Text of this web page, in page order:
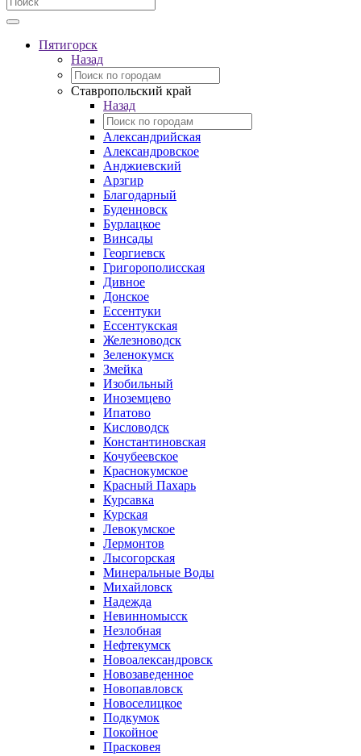
Пятигорск
Назад
Ставропольский край
Назад
Александрийская
Александровское
Анджиевский
Арзгир
Благодарный
Буденновск
Бурлацкое
Винсады
Георгиевск
Григорополисская
Дивное
Донское
Ессентуки
Ессентукская
Железноводск
Зеленокумск
Змейка
Изобильный
Иноземцево
Ипатово
Кисловодск
Константиновская
Кочубеевское
Краснокумское
Красный Пахарь
Курсавка
Курская
Левокумское
Лермонтов
Лысогорская
Минеральные Воды
Михайловск
Надежда
Невинномысск
Незлобная
Нефтекумск
Новоалександровск
Новозаведенное
Новопавловск
Новоселицкое
Подкумок
Покойное
Прасковея